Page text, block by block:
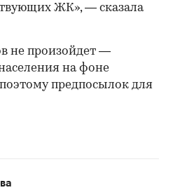
ЖК», — сказала
не произойдет —
на фоне
предпосылок для